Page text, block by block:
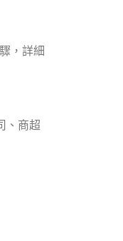
，詳細
、商超